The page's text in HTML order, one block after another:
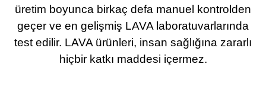
üretim boyunca birkaç defa manuel kontrolden
geçer ve en gelişmiş LAVA laboratuvarlarında
test edilir. LAVA ürünleri, insan sağlığına zararlı
hiçbir katkı maddesi içermez.